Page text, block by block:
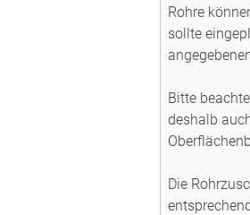
Rohre
sollte
Bitte
deshalb
Die